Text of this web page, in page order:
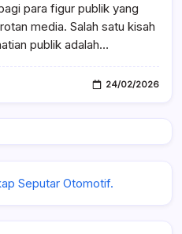
Menolak
Poligami
Insanul
Fahm,
Pribadi
para figur publik yang
media. Salah satu kisah
publik adalah…
24/02/2026
Seputar Otomotif.